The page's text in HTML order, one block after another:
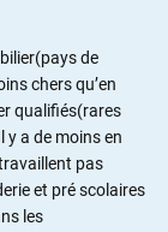
de
chers qu’en
qualifiés(rares
a de moins en
pas
et pré scolaires
les